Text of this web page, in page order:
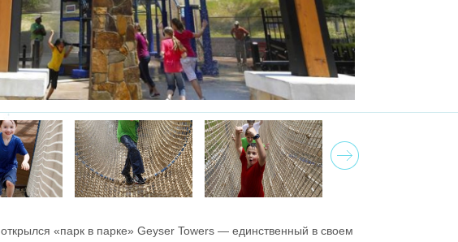
Next
открылся «парк в парке» Geyser Towers — единственный в своем